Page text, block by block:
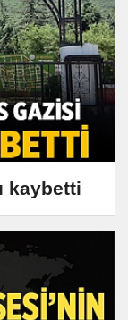
kaybetti